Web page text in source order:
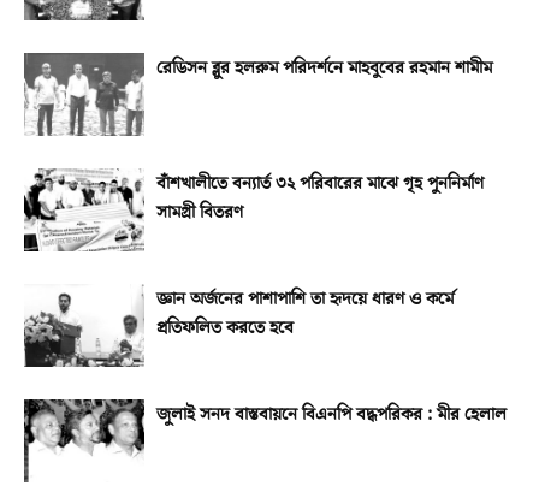
রেডিসন ব্লুর হলরুম পরিদর্শনে মাহবুবের রহমান শামীম
বাঁশখালীতে বন্যার্ত ৩২ পরিবারের মাঝে গৃহ পুননির্মাণ
সামগ্রী বিতরণ
জ্ঞান অর্জনের পাশাপাশি তা হৃদয়ে ধারণ ও কর্মে
প্রতিফলিত করতে হবে
জুলাই সনদ বাস্তবায়নে বিএনপি বদ্ধপরিকর : মীর হেলাল